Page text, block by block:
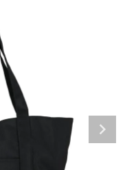
円(税込)